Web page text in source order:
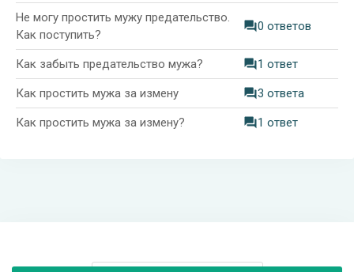
Не могу простить мужу предательство.
Как поступить?
0 ответов
Как забыть предательство мужа? 1 ответ
Как простить мужа за измену 3 ответа
Как простить мужа за измену? 1 ответ